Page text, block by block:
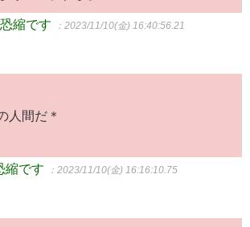
縮です ：2023/11/10(金) 16:40:56.21
人間だ＊
縮です ：2023/11/10(金) 16:16:10.75